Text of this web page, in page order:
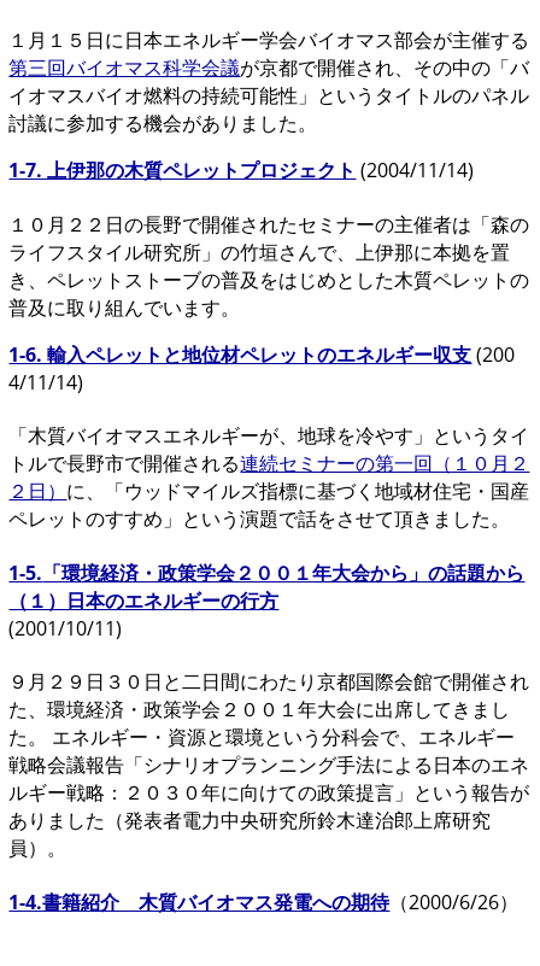
１月１５日に日本エネルギー学会バイオマス部会が主催する
第三回バイオマス科学会議が京都で開催され、その中の「バ
イオマスバイオ燃料の持続可能性」というタイトルのパネル
討議に参加する機会がありました。
1-7. 上伊那の木質ペレットプロジェクト (2004/11/14)
１０月２２日の長野で開催されたセミナーの主催者は「森の
ライフスタイル研究所」の竹垣さんで、上伊那に本拠を置
き、ペレットストーブの普及をはじめとした木質ペレットの
普及に取り組んでいます。
1-6. 輸入ペレットと地位材ペレットのエネルギー収支(200
4/11/14)
「木質バイオマスエネルギーが、地球を冷やす」というタイ
トルで長野市で開催される連続セミナーの第一回（１０月２
２日） に、「ウッドマイルズ指標に基づく地域材住宅・国産
ペレットのすすめ」という演題で話をさせて頂きました。
1-5. 「環境経済・政策学会２００１年大会から」の話題から
（１）日本のエネルギーの行方
(2001/10/11)
９月２９日３０日と二日間にわたり京都国際会館で開催され
た、環境経済・政策学会２００１年大会に出席してきまし
た。 エネルギー・資源と環境という分科会で、エネルギー
戦略会議報告「シナリオプランニング手法による日本のエネ
ルギー戦略：２０３０年に向けての政策提言」という報告が
ありました（発表者電力中央研究所鈴木達治郎上席研究
員）。
1-4.書籍紹介 木質バイオマス発電への期待（2000/6/26）